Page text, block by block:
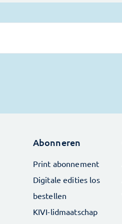
Abonneren
Print abonnement
Digitale edities los
bestellen
KIVI-lidmaatschap